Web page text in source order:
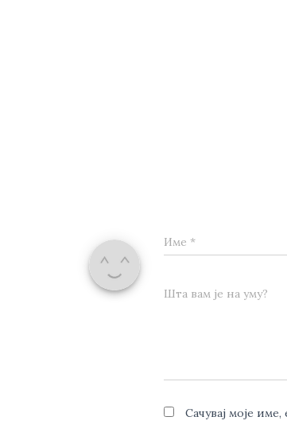
Име *
Шта вам је на уму?
Сачувај моје